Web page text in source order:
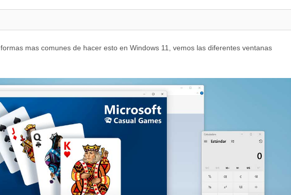
mas comunes de hacer esto en Windows 11, vemos las diferentes ventanas